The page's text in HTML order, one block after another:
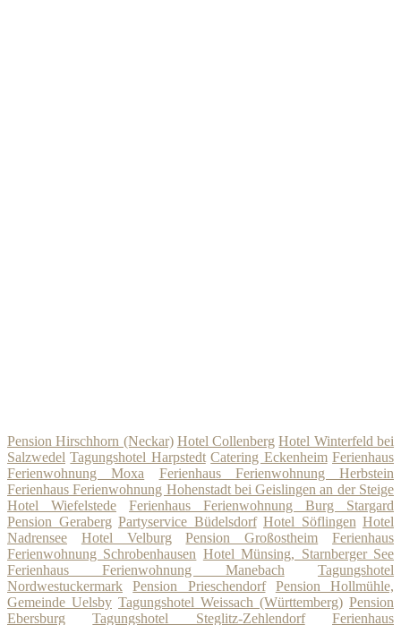
Pension Hirschhorn (Neckar) Hotel Collenberg Hotel Winterfeld bei
Salzwedel Tagungshotel Harpstedt Catering Eckenheim Ferienhaus
Ferienwohnung Moxa
Ferienhaus Ferienwohnung Herbstein
Ferienhaus Ferienwohnung Hohenstadt bei Geislingen an der Steige
Hotel Wiefelstede
Ferienhaus Ferienwohnung Burg Stargard
Pension Geraberg Partyservice Büdelsdorf Hotel Söflingen Hotel
Nadrensee
Hotel Velburg Pension Großostheim
Ferienhaus
Ferienwohnung Schrobenhausen Hotel Münsing, Starnberger See
Ferienhaus Ferienwohnung Manebach
Tagungshotel
Nordwestuckermark
Pension Prieschendorf
Pension Hollmühle,
Gemeinde Uelsby Tagungshotel Weissach (Württemberg) Pension
Ebersburg
Tagungshotel Steglitz-Zehlendorf
Ferienhaus